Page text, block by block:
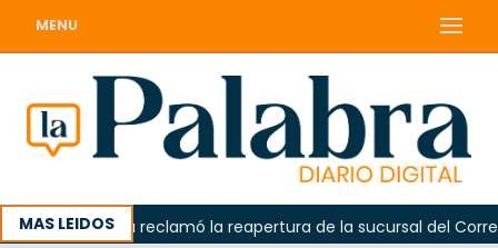
MENU
MAS LEIDOS
Odarda reclamó la reapertura de la sucursal del Correo